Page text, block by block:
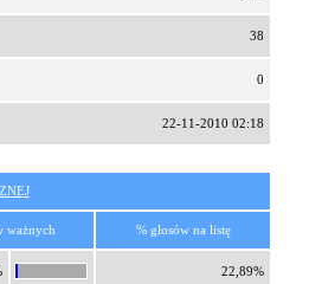
38
0
22-11-2010 02:18
ważnych % głosów na listę
22,89%